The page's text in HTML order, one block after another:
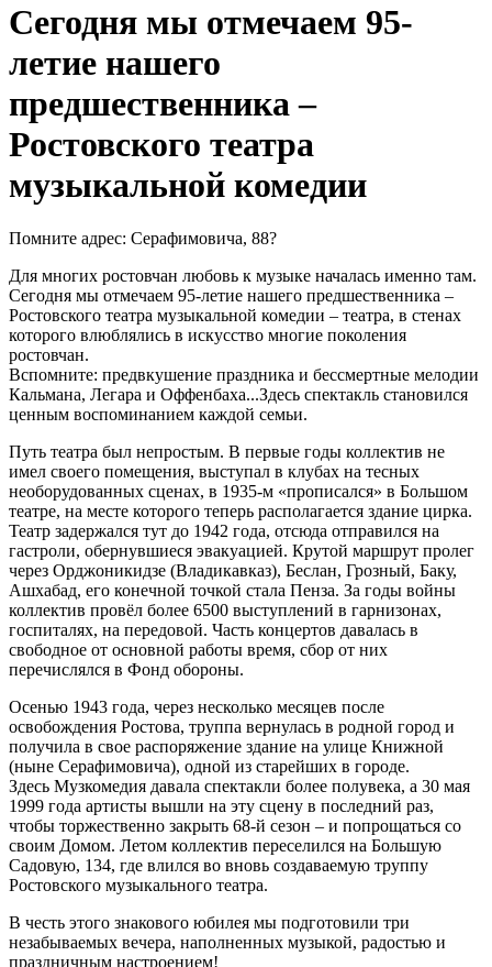
Сегодня мы отмечаем 95-
летие нашего
предшественника –
Ростовского театра
музыкальной комедии
Помните адрес: Серафимовича, 88?
Для многих ростовчан любовь к музыке началась именно там.
Сегодня мы отмечаем 95-летие нашего предшественника –
Ростовского театра музыкальной комедии – театра, в стенах
которого влюблялись в искусство многие поколения
ростовчан.
Вспомните: предвкушение праздника и бессмертные мелодии
Кальмана, Легара и Оффенбаха...Здесь спектакль становился
ценным воспоминанием каждой семьи.
Путь театра был непростым. В первые годы коллектив не
имел своего помещения, выступал в клубах на тесных
необорудованных сценах, в 1935-м «прописался» в Большом
театре, на месте которого теперь располагается здание цирка.
Театр задержался тут до 1942 года, отсюда отправился на
гастроли, обернувшиеся эвакуацией. Крутой маршрут пролег
через Орджоникидзе (Владикавказ), Беслан, Грозный, Баку,
Ашхабад, его конечной точкой стала Пенза. За годы войны
коллектив провёл более 6500 выступлений в гарнизонах,
госпиталях, на передовой. Часть концертов давалась в
свободное от основной работы время, сбор от них
перечислялся в Фонд обороны.
Осенью 1943 года, через несколько месяцев после
освобождения Ростова, труппа вернулась в родной город и
получила в свое распоряжение здание на улице Книжной
(ныне Серафимовича), одной из старейших в городе.
Здесь Музкомедия давала спектакли более полувека, а 30 мая
1999 года артисты вышли на эту сцену в последний раз,
чтобы торжественно закрыть 68-й сезон – и попрощаться со
своим Домом. Летом коллектив переселился на Большую
Садовую, 134, где влился во вновь создаваемую труппу
Ростовского музыкального театра.
В честь этого знакового юбилея мы подготовили три
незабываемых вечера, наполненных музыкой, радостью и
праздничным настроением!